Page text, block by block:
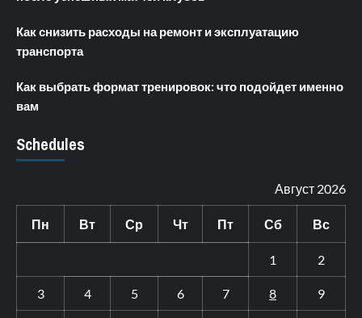
Как снизить расходы на ремонт и эксплуатацию
транспорта
Как выбрать формат тренировок: что подойдет именно
вам
Schedules
Август 2026
Пн Вт Ср Чт Пт Сб Вс
1 2
3 4 5 6 7 8 9